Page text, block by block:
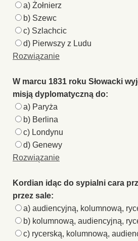
a) Żołnierz
b) Szewc
c) Szlachcic
d) Pierwszy z Ludu
Rozwiązanie
W marcu 1831 roku Słowacki
misją dyplomatyczną do:
a) Paryża
b) Berlina
c) Londynu
d) Genewy
Rozwiązanie
Kordian idąc do sypialni cara
przez sale:
a) audiencyjną, kolumnową,
b) kolumnową, audiencyjną,
c) rycerską, kolumnową,